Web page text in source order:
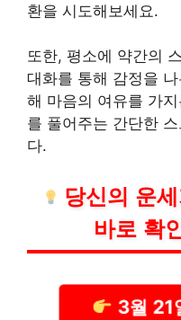
환을 시도해보세요.
또한, 평소에 약간의
대화를 통해 감정을
해 마음의 여유를 가
를 풀어주는 간단한
다.
당신의 운
바로 확
3월 21